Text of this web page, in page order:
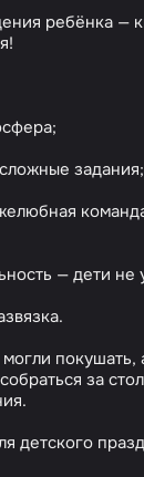
ребёнка —
задания;
— дети не
покушать,
за
детского